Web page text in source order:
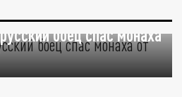
боец спас монаха